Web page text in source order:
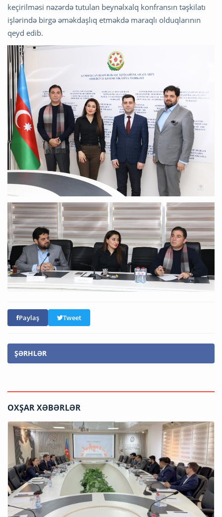
keçirilməsi nəzərdə tutulan beynəlxalq konfransın təşkilatı
işlərində birgə əməkdaşlıq etməkdə maraqlı olduqlarının
qeyd edib.
Paylaş Tweet
ŞƏRHLƏR
OXŞAR XƏBƏRLƏR